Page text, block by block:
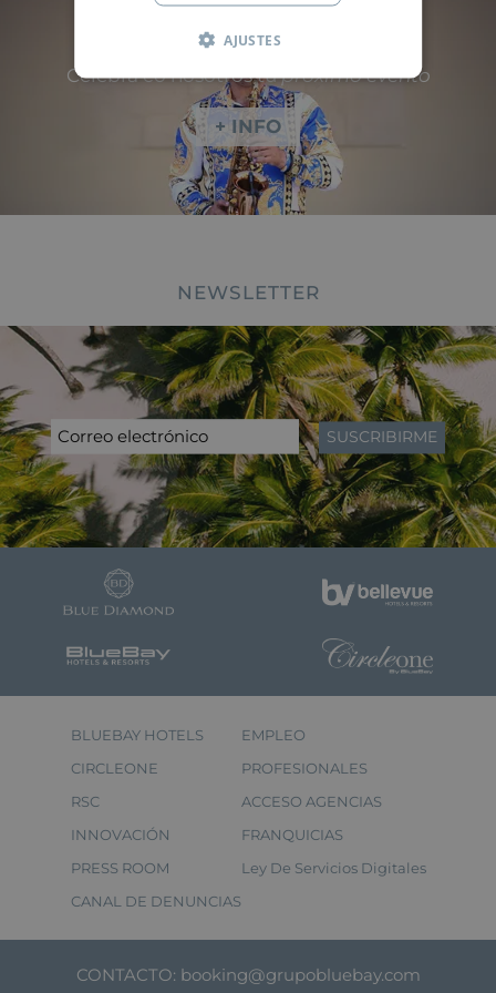
Celebra co nosotros tupróximo evento
+ INFO
NEWSLETTER
SUSCRIBIRME
BLUEBAY HOTELS
CIRCLEONE
RSC
INNOVACIÓN
PRESS ROOM
CANAL DE DENUNCIAS
EMPLEO
PROFESIONALES
ACCESO AGENCIAS
FRANQUICIAS
Ley De Servicios Digitales
CONTACTO: booking@grupobluebay.com
AJUSTES